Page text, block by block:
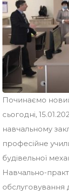
Починаємо
сьогодні,
навчальному
професійне
будівельної
Навчально-
обслуговування